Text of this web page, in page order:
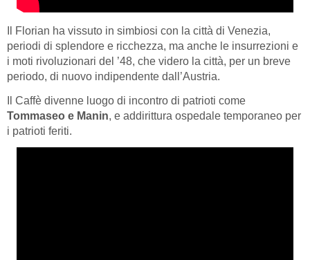
Il Florian ha vissuto in simbiosi con la città di Venezia,
periodi di splendore e ricchezza, ma anche le insurrezioni e
i moti rivoluzionari del ’48, che videro la città, per un breve
periodo, di nuovo indipendente dall’Austria.
Il Caffè divenne luogo di incontro di patrioti come
Tommaseo e Manin, e addirittura ospedale temporaneo per
i patrioti feriti.